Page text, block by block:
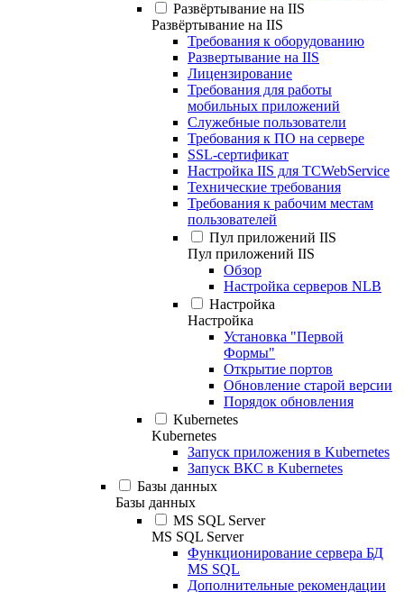
Развёртывание на IIS
Развёртывание на IIS
Требования к оборудованию
Развертывание на IIS
Лицензирование
Требования для работы
мобильных приложений
Служебные пользователи
Требования к ПО на сервере
SSL-сертификат
Настройка IIS для TCWebService
Технические требования
Требования к рабочим местам
пользователей
Пул приложений IIS
Пул приложений IIS
Обзор
Настройка серверов NLB
Настройка
Настройка
Установка "Первой
Формы"
Открытие портов
Обновление старой версии
Порядок обновления
Kubernetes
Kubernetes
Запуск приложения в Kubernetes
Запуск ВКС в Kubernetes
Базы данных
Базы данных
MS SQL Server
MS SQL Server
Функционирование сервера БД
MS SQL
Дополнительные рекомендации